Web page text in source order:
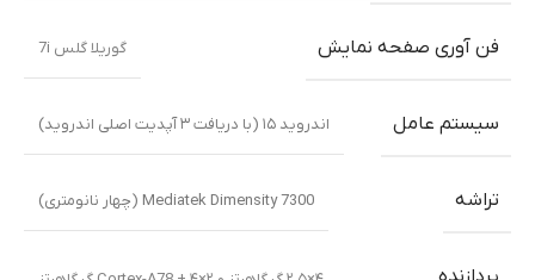
فن آوری صفحه نمایش گوریلا گلس 7i
سیستم عامل اندروید ۱۵ (با دریافت ۳ آپدیت اصلی اندروید)
تراشه Mediatek Dimensity 7300 (چهار نانومتری)